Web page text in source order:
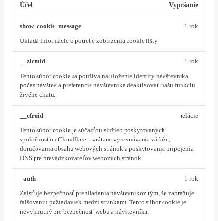
Účel Vypršanie
show_cookie_message
Ukladá informácie o potrebe zobrazenia cookie lišty
1 rok
__zlcmid
Tento súbor cookie sa používa na uloženie identity návštevníka
počas návštev a preferencie návštevníka deaktivovať našu funkciu
živého chatu.
1 rok
__cfruid
Tento súbor cookie je súčasťou služieb poskytovaných
spoločnosťou Cloudflare – vrátane vyrovnávania záťaže,
doručovania obsahu webových stránok a poskytovania pripojenia
DNS pre prevádzkovateľov webových stránok.
relácie
_auth
Zaisťuje bezpečnosť prehliadania návštevníkov tým, že zabraňuje
falšovaniu požiadaviek medzi stránkami. Tento súbor cookie je
nevyhnutný pre bezpečnosť webu a návštevníka.
1 rok